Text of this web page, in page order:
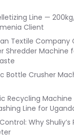
Line —
Client
Textile Company
Shredder Machine
Bottle Crusher
Recycling Machine
Line for
Why Shuliy’s